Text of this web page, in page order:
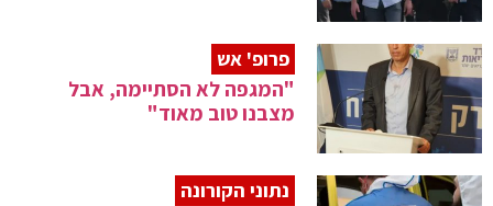
פרופ' אש
"המגפה לא הסתיימה, אבל
מצבנו טוב מאוד"
נתוני הקורונה